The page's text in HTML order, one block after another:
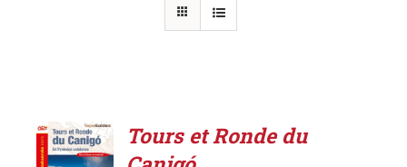
AJOUTER
Tours et Ronde du